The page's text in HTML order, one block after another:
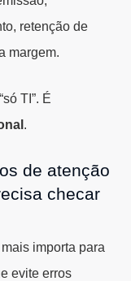
retenção de
margem.
TI”. É
.
de atenção
checar
importa para
evite erros